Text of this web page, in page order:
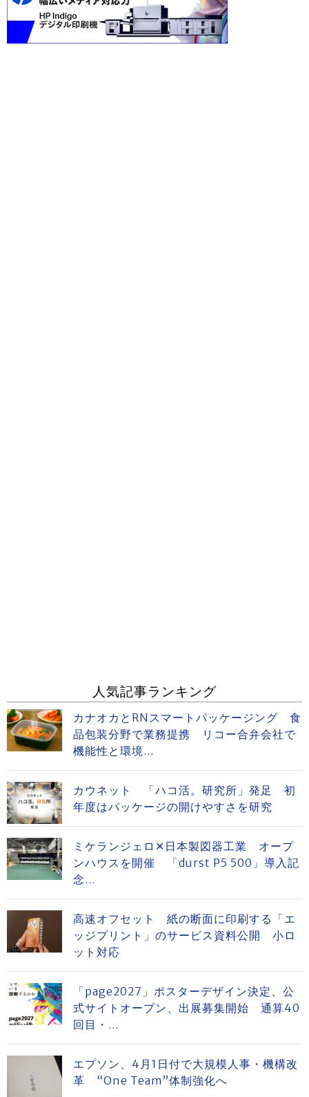
人気記事ランキング
カナオカとRNスマートパッケージング 食
品包装分野で業務提携 リコー合弁会社で
機能性と環境...
カウネット 「ハコ活。研究所」発足 初
年度はパッケージの開けやすさを研究
ミケランジェロ✕日本製図器工業 オープ
ンハウスを開催 「durst P5 500」導入記
念...
高速オフセット 紙の断面に印刷する「エ
ッジプリント」のサービス資料公開 小ロ
ット対応
「page2027」ポスターデザイン決定、公
式サイトオープン、出展募集開始 通算40
回目・...
エプソン、4月1日付で大規模人事・機構改
革 “One Team”体制強化へ